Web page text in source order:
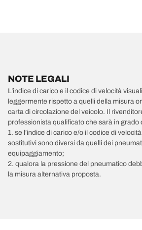
NOTE LEGALI
L’indice di carico e il codice di velocità
leggermente rispetto a quelli della misura
carta di circolazione del veicolo. Il
professionista qualificato che sarà in grado
1. se l’indice di carico e/o il codice di
sostitutivi sono diversi da quelli dei
equipaggiamento;
2. qualora la pressione del pneumatico
la misura alternativa proposta.